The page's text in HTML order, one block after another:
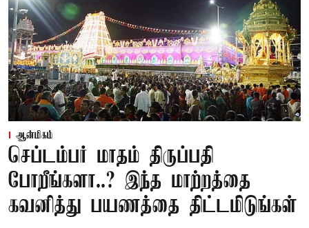
ஆன்மிகம்
செப்டம்பர் மாதம் திருப்பதி
போறீங்களா..? இந்த மாற்றத்தை
கவனித்து பயணத்தை திட்டமிடுங்கள்